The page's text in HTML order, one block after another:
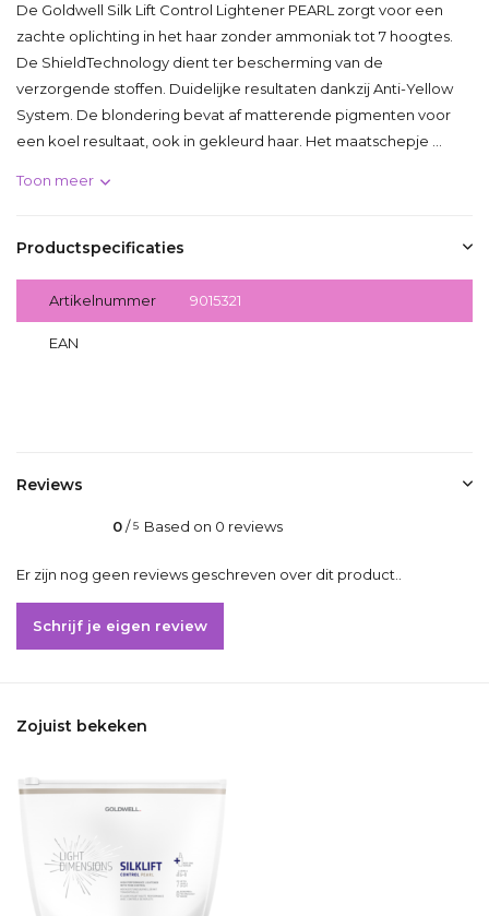
De Goldwell Silk Lift Control Lightener PEARL zorgt voor een
zachte oplichting in het haar zonder ammoniak tot 7 hoogtes.
De ShieldTechnology dient ter bescherming van de
verzorgende stoffen. Duidelijke resultaten dankzij Anti-Yellow
System. De blondering bevat af matterende pigmenten voor
een koel resultaat, ook in gekleurd haar. Het maatschepje ...
Toon meer
Productspecificaties
Artikelnummer 9015321
EAN
Reviews
0/5 Based on 0 reviews
Er zijn nog geen reviews geschreven over dit product..
Schrijf je eigen review
Zojuist bekeken